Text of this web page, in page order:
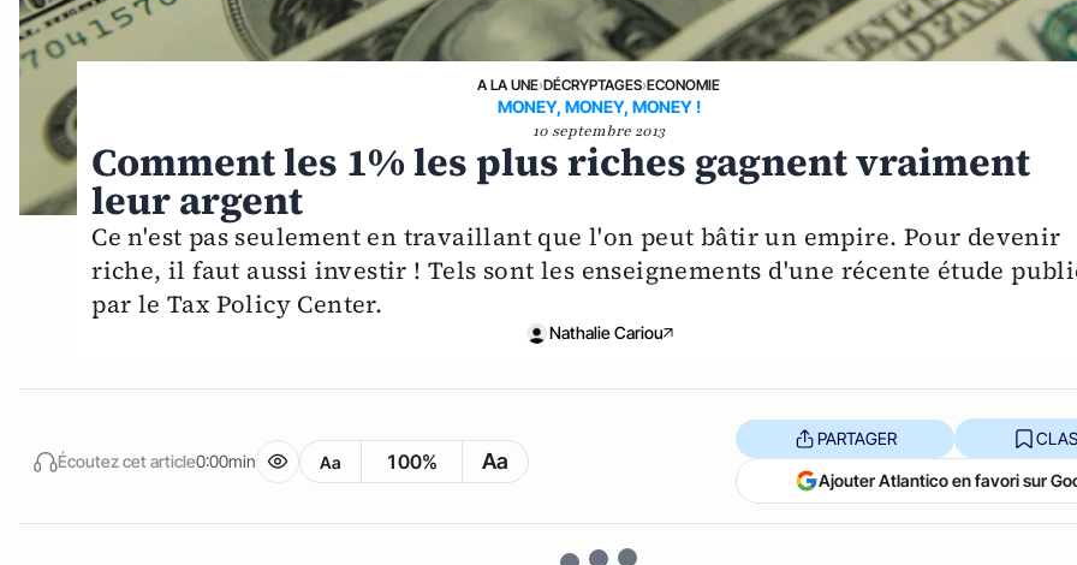
A LA UNE›DÉCRYPTAGES›ECONOMIE
MONEY, MONEY, MONEY !
10 septembre 2013
Comment les 1% les plus riches gagnent vraiment
leur argent
Ce n'est pas seulement en travaillant que l'on peut bâtir un empire. Pour devenir
riche, il faut aussi investir ! Tels sont les enseignements d'une récente étude
par le Tax Policy Center.
Nathalie Cariou
Écoutez cet article0:00min Aa 100% Aa
PARTAGER
Ajouter Atlantico en favori sur